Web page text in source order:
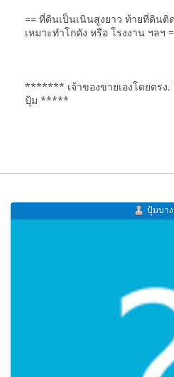
== ที่ดินเป็นเนินสูงยาว ท้ายที่ดิน
เหมาะทำโกดัง หรือ โรงงาน ฯลฯ
******* เจ้าของขายเองโดยตรง
ปุ้ม *****
ปุ้มบา